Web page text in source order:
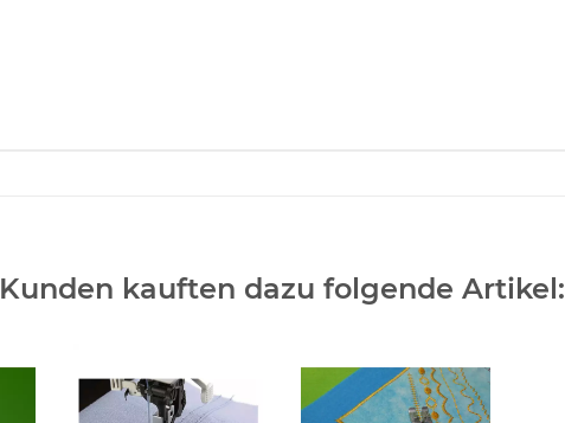
Kunden kauften dazu folgende Artikel: